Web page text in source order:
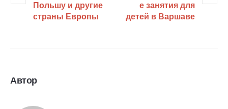
Польшу и другие
страны Европы
е занятия для
детей в Варшаве
Автор